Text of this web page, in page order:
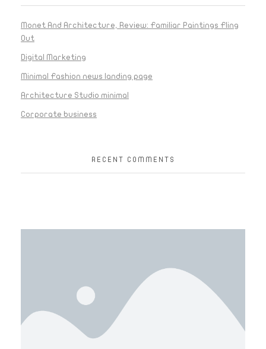
Monet And Architecture, Review: Familiar Paintings Fling
Out
Digital Marketing
Minimal Fashion news landing page
Architecture Studio minimal
Corporate business
RECENT COMMENTS